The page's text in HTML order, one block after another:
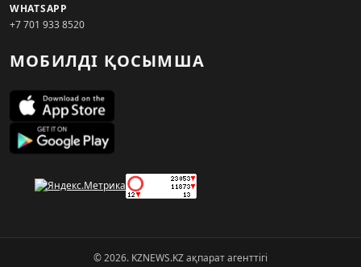
WHATSAPP
+7 701 933 8520
МОБИЛДІ ҚОСЫМША
© 2026. KZNEWS.KZ ақпарат агенттігі